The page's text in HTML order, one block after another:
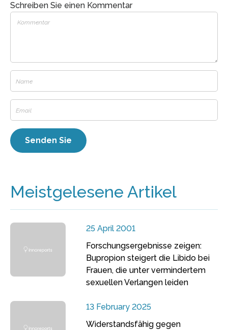
Schreiben Sie einen Kommentar
Meistgelesene Artikel
25 April 2001
Forschungsergebnisse zeigen:
Bupropion steigert die Libido bei
Frauen, die unter vermindertem
sexuellen Verlangen leiden
13 February 2025
Widerstandsfähig gegen